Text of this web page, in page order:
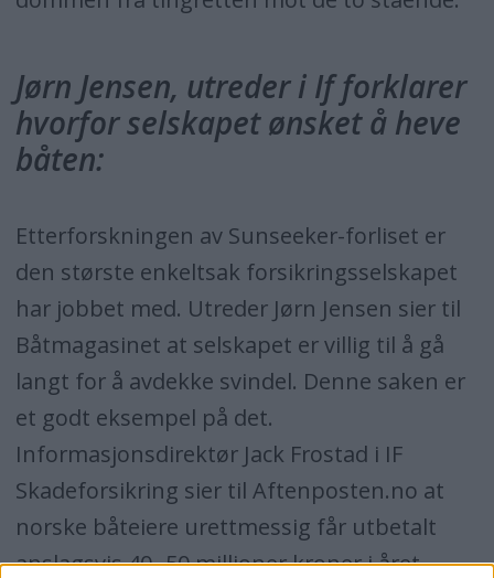
Jørn Jensen, utreder i If forklarer
hvorfor selskapet ønsket å heve
båten:
Etterforskningen av Sunseeker-forliset er
den største enkeltsak forsikringsselskapet
har jobbet med. Utreder Jørn Jensen sier til
Båtmagasinet at selskapet er villig til å gå
langt for å avdekke svindel. Denne saken er
et godt eksempel på det.
Informasjonsdirektør Jack Frostad i IF
Skadeforsikring sier til Aftenposten.no at
norske båteiere urettmessig får utbetalt
anslagsvis 40.-50 millioner kroner i året.